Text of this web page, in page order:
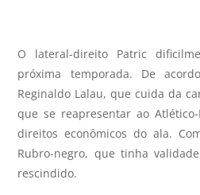
O lateral-direito Patric
próxima temporada. De
Reginaldo Lalau, que cuida da
que se reapresentar ao
direitos econômicos do ala.
Rubro-negro, que tinha
rescindido.